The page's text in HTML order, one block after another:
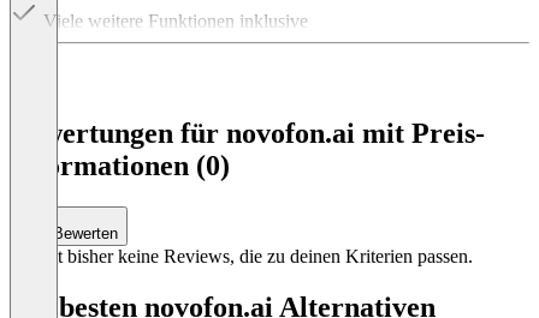
Viele weitere Funktionen inklusive
Bewertungen für novofon.ai mit Preis-
Informationen (0)
Bewerten
Es gibt bisher keine Reviews, die zu deinen Kriterien passen.
Die besten novofon.ai Alternativen